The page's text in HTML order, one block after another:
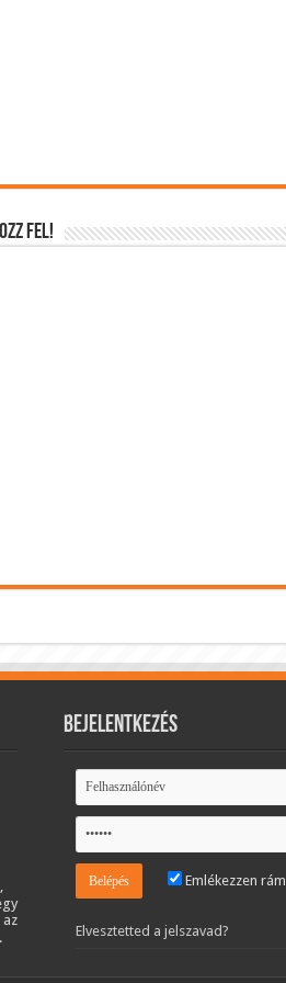
FEL!
Bejelentkezés
Emlékezzen rám
Elvesztetted a jelszavad?